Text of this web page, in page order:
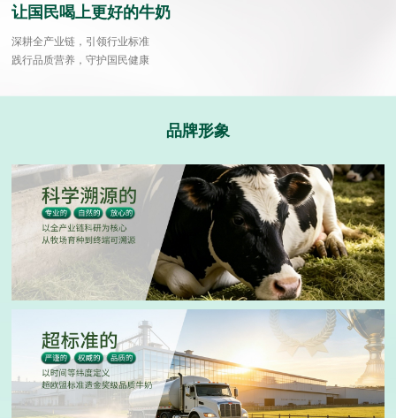
让国民喝上更好的牛奶
深耕全产业链，引领行业标准
践行品质营养，守护国民健康
品牌形象